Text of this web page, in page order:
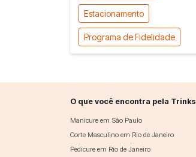
Estacionamento
Programa de Fidelidade
O que você encontra pela Trinks
Manicure em São Paulo
Corte Masculino em Rio de Janeiro
Pedicure em Rio de Janeiro